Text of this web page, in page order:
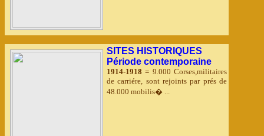
SITES HISTORIQUES
Période contemporaine
1914-1918 = 9.000 Corses,militaires
de carriére, sont rejoints par prés de
48.000 mobilis� ...